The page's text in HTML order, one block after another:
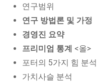
연구범위
연구 방법론 및 가정
경영진 요약
프리미엄 통계 <올>
포터의 5가지 힘 분석
가치사슬 분석